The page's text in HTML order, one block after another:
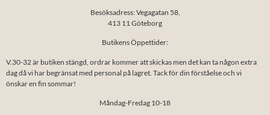
Besöksadress: Vegagatan 58,
413 11 Göteborg
Butikens Öppettider:
V.30-32 är butiken stängd, ordrar kommer att skickas men det kan ta någon extra
dag då vi har begränsat med personal på lagret. Tack för din förståelse och vi
önskar en fin sommar!
Måndag-Fredag 10-18